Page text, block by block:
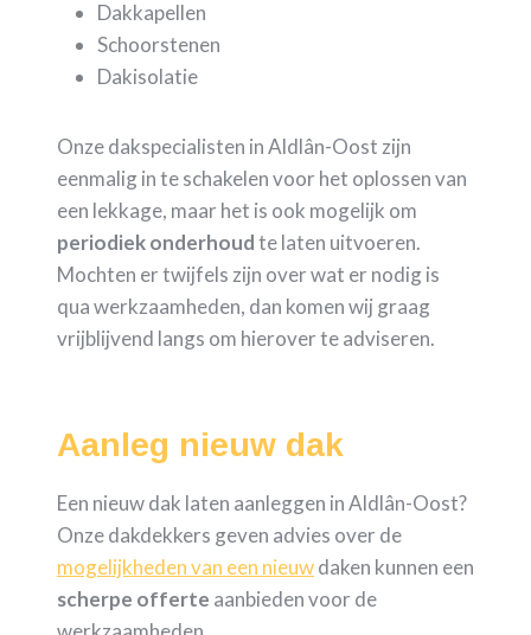
Dakkapellen
Schoorstenen
Dakisolatie
Onze dakspecialisten in Aldlân-Oost zijn
eenmalig in te schakelen voor het oplossen van
een lekkage, maar het is ook mogelijk om
periodiekonderhoudte laten uitvoeren.
Mochten er twijfels zijn over wat er nodig is
qua werkzaamheden, dan komen wij graag
vrijblijvend langs om hierover te adviseren.
Aanleg nieuw dak
Een nieuw dak laten aanleggen in Aldlân-Oost?
Onze dakdekkers geven advies over de
mogelijkheden van een nieuwdaken kunnen een
scherpe offerte aanbieden voor de